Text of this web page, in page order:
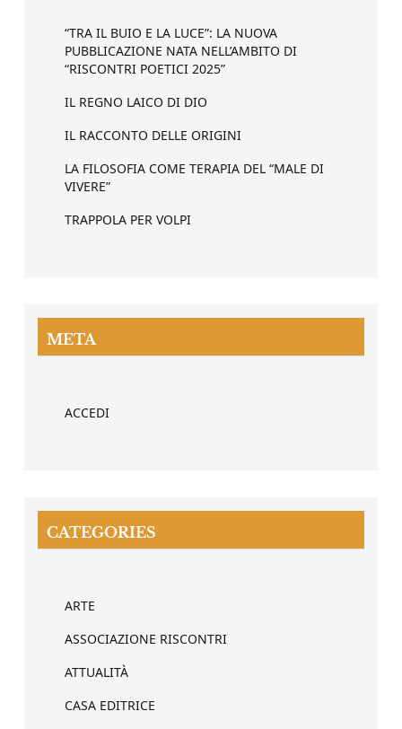
“TRA IL BUIO E LA LUCE”: LA NUOVA
PUBBLICAZIONE NATA NELL’AMBITO DI
“RISCONTRI POETICI 2025”
IL REGNO LAICO DI DIO
IL RACCONTO DELLE ORIGINI
LA FILOSOFIA COME TERAPIA DEL “MALE DI
VIVERE”
TRAPPOLA PER VOLPI
META
ACCEDI
CATEGORIES
ARTE
ASSOCIAZIONE RISCONTRI
ATTUALITÀ
CASA EDITRICE